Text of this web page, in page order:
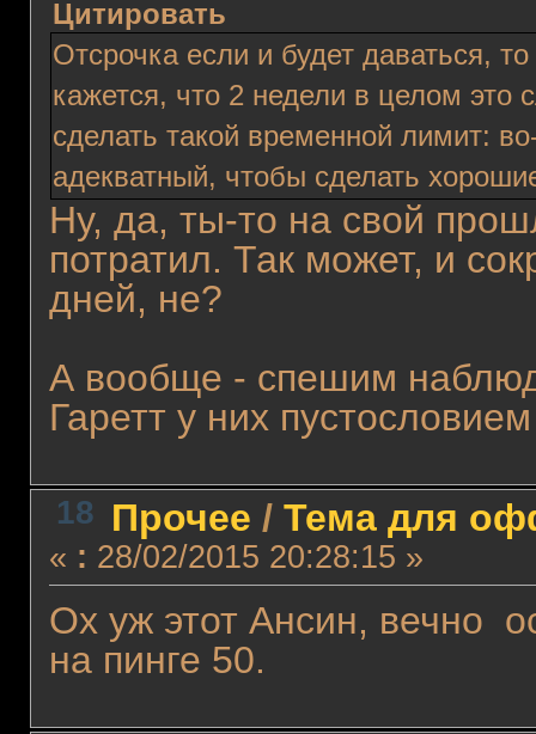
Цитировать
Отсрочка если и будет даваться,
кажется, что 2 недели в целом
сделать такой временной лимит:
адекватный, чтобы сделать
Ну, да, ты-то на свой
потратил. Так может, и
дней, не?
А вообще - спешим
Гаретт у них
18 Прочее / Тема для
« : 28/02/2015 20:28:15 »
Ох уж этот Ансин, вечно
на пинге 50.